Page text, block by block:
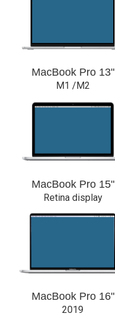
MacBook Pro 13"
M1 /M2
MacBook Pro 15"
Retina display
MacBook Pro 16"
2019